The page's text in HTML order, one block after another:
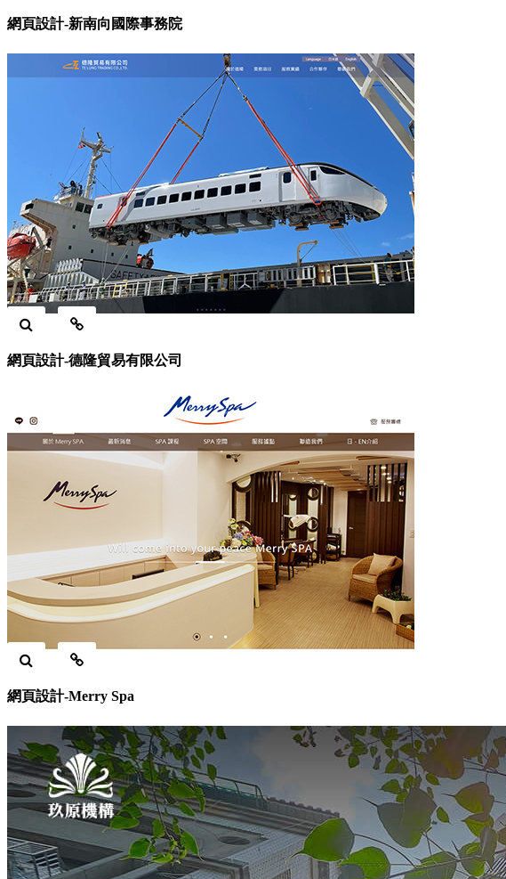
網頁設計-新南向國際事務院
網頁設計-德隆貿易有限公司
網頁設計-Merry Spa